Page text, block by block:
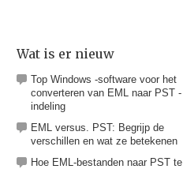
Wat is er nieuw
Top Windows -software voor het
converteren van EML naar PST -
indeling
EML versus. PST: Begrijp de
verschillen en wat ze betekenen
Hoe EML-bestanden naar PST te